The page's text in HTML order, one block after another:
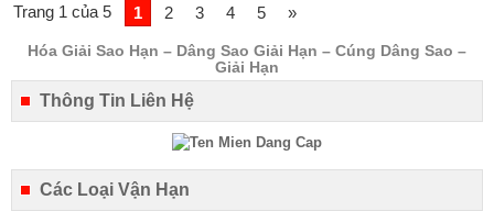
Trang 1 của 5 1 2 3 4 5 »
Hóa Giải Sao Hạn – Dâng Sao Giải Hạn – Cúng Dâng Sao –
Giải Hạn
Thông Tin Liên Hệ
Các Loại Vận Hạn